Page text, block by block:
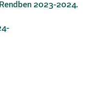
2023-2024.